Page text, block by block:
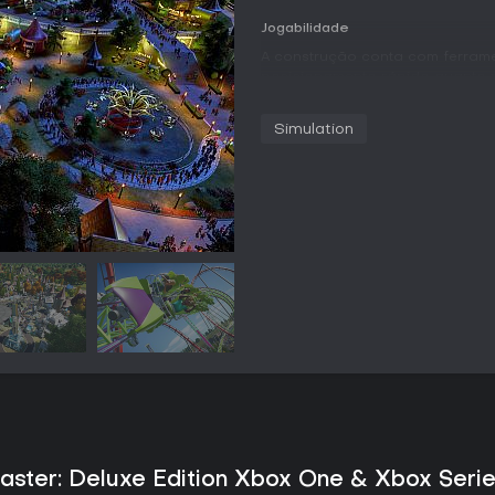
Jogabilidade
manualmente, a montagem
melhorias constantes e
parques. Em cada local, o
Simulation
Deluxe Edition Xbox One & Xbox